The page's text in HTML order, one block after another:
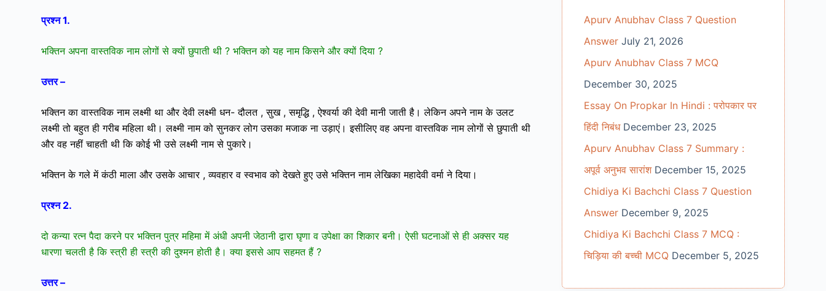
प्रश्न 1.
भक्तिन अपना वास्तविक नाम लोगों से क्यों छुपाती थी ? भक्तिन को यह नाम किसने और क्यों दिया ?
उत्तर –
भक्तिन का वास्तविक नाम लक्ष्मी था और देवी लक्ष्मी धन- दौलत , सुख , समृद्धि , ऐश्वर्या की देवी मानी जाती है। लेकिन अपने नाम के उलट
लक्ष्मी तो बहुत ही गरीब महिला थी।लक्ष्मी नाम को सुनकर लोग उसका मजाक ना उड़ाएं। इसीलिए वह अपना वास्तविक नाम लोगों से छुपाती थी
और वह नहीं चाहती थी कि कोई भी उसे लक्ष्मी नाम से पुकारे।
भक्तिन के गले में कंठी माला और उसके आचार , व्यवहार व स्वभाव को देखते हुए उसे भक्तिन नाम लेखिका महादेवी वर्मा ने दिया।
प्रश्न 2.
दो कन्या रत्न पैदा करने पर भक्तिन पुत्र महिमा में अंधी अपनी जेठानी द्वारा घृणा व उपेक्षा का शिकार बनी। ऐसी घटनाओं से ही अक्सर यह
धारणा चलती है कि स्त्री ही स्त्री की दुश्मन होती है। क्या इससे आप सहमत हैं ?
उत्तर –
Apurv Anubhav Class 7 Question
Answer July 21, 2026
Apurv Anubhav Class 7 MCQ
December 30, 2025
Essay On Propkar In Hindi : परोपकार पर
हिंदी निबंध December 23, 2025
Apurv Anubhav Class 7 Summary :
अपूर्व अनुभव सारांश December 15, 2025
Chidiya Ki Bachchi Class 7 Question
Answer December 9, 2025
Chidiya Ki Bachchi Class 7 MCQ :
चिड़िया की बच्ची MCQ December 5, 2025